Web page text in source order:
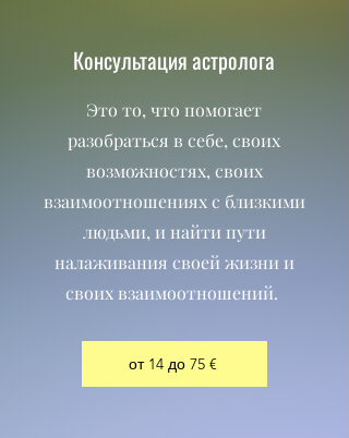
Консультация астролога
Это то, что помогает
разобраться в себе, своих
возможностях, своих
взаимоотношениях с близкими
людьми, и найти пути
налаживания своей жизни и
своих взаимоотношений.
от 14 до 75 €